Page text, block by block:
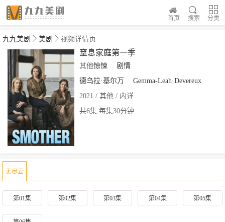
分类
搜索
首页
九九美剧 美剧 视频详情页
窒息家庭第一季
其他惊悚
剧情
德乌拉·基尔万
Gemma-Leah·Devereux
2021 / 其他 / 内详
共6集 每集30分钟
无尽云
第01集 第02集 第03集 第04集 第05集